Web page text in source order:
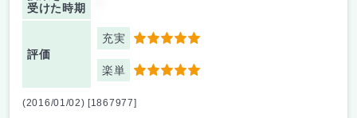
受けた時期
評価
充実 5
楽単 5
(2016/01/02) [1867977]